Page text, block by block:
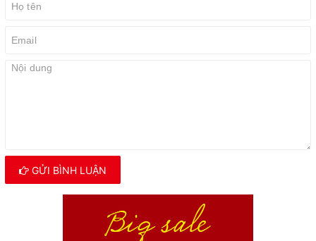
GỬI BÌNH LUẬN